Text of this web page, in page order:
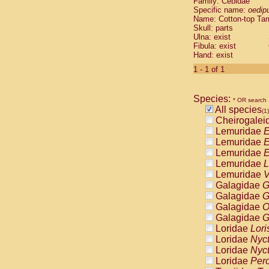
Cebidae
Cebidae
Cebidae
Cebidae
Cebidae
Cebidae
Cebidae
Cebidae
Cebidae
Cebidae
Cebidae
Cebidae
Atelidae
Atelidae
Atelidae
Atelidae
Atelidae
Atelidae
Atelidae
Atelidae
Atelidae
Atelidae
Pitheciidae
Specific name:
Name: Cotton-top
Skull: parts
Ulna: exist
Fibula: exist
Hand: exist
1 - 1 of 1
Species: * OR search
All species(1)
Lemuridae
Lemuridae
Lemuridae
Lemuridae
Lemuridae
Galagidae
Galagidae
Galagidae
Galagidae
Loridae
Loridae
Loridae
Loridae